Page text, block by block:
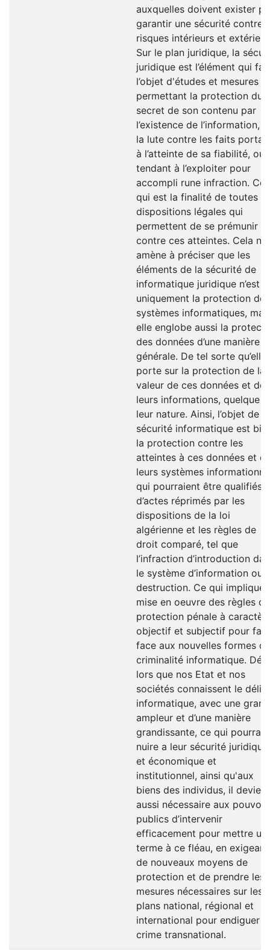
auxquelles doivent exister
garantir une sécurité contre
risques intérieurs et
Sur le plan juridique, la
juridique est l’élément qui fait
l’objet d'études et mesures
permettant la protection du
secret de son contenu par
l’existence de l’information,
la lute contre les faits
à l’atteinte de sa fiabilité, ou
tendant à l’exploiter pour
accompli rune infraction. Ce
qui est la finalité de toutes
dispositions légales qui
permettent de se prémunir
contre ces atteintes. Cela
amène à préciser que les
éléments de la sécurité de
informatique juridique n’est
uniquement la protection des
systèmes informatiques,
elle englobe aussi la
des données d’une manière
générale. De tel sorte qu’elle
porte sur la protection de la
valeur de ces données et de
leurs informations, quelque
leur nature. Ainsi, l’objet de la
sécurité informatique est
la protection contre les
atteintes à ces données et
leurs systèmes
qui pourraient être qualifiés
d’actes réprimés par les
dispositions de la loi
algérienne et les règles de
droit comparé, tel que
l’infraction d’introduction
le système d’information ou
destruction. Ce qui implique
mise en oeuvre des règles de
protection pénale à
objectif et subjectif pour
face aux nouvelles formes de
criminalité informatique. Dés
lors que nos Etat et nos
sociétés connaissent le délit
informatique, avec une
ampleur et d’une manière
grandissante, ce qui pourrait
nuire a leur sécurité juridique
et économique et
institutionnel, ainsi qu'aux
biens des individus, il devient
aussi nécessaire aux
publics d’intervenir
efficacement pour mettre un
terme à ce fléau, en exigeant
de nouveaux moyens de
protection et de prendre les
mesures nécessaires sur les
plans national, régional et
international pour endiguer
crime transnational.